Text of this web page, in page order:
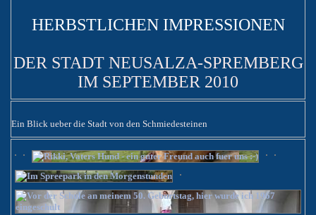
HERBSTLICHEN IMPRESSIONEN
DER STADT NEUSALZA-SPREMBERG
IM SEPTEMBER 2010
Ein Blick ueber die Stadt von den Schmiedesteinen